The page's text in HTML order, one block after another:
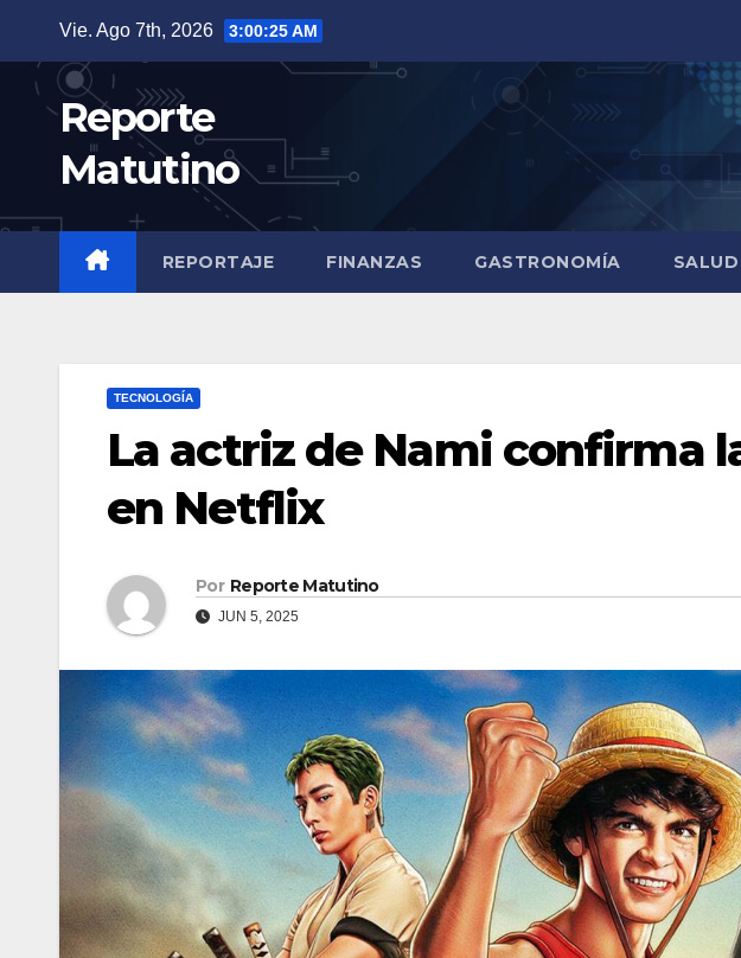
contenido
Vie. Ago 7th, 2026 3:00:26 AM
Reporte
Matutino
REPORTAJE FINANZAS GASTRONOMÍA SALUD
TECNOLOGÍA
La actriz de Nami confirma
en Netflix
Por Reporte Matutino
JUN 5, 2025